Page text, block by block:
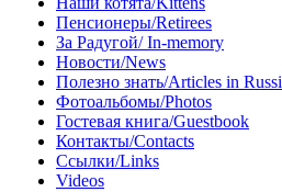
Пенсионеры/Retirees
За Радугой/ In-memory
Новости/News
Полезно знать/Articles in
Фотоальбомы/Photos
Гостевая книга/Guestbook
Контакты/Contacts
Ссылки/Links
Videos